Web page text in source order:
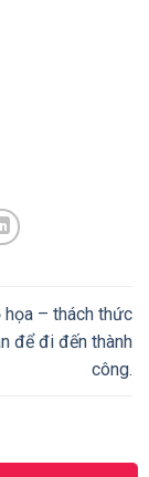
họa – thách thức
để đi đến thành
công.